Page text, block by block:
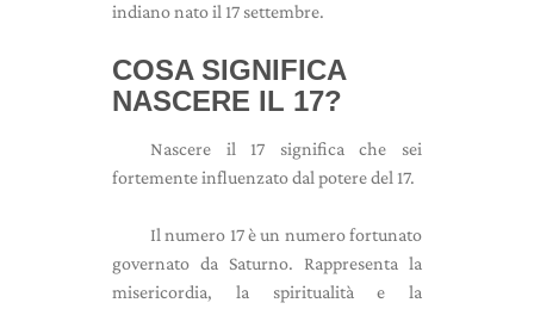
indiano nato il 17 settembre.
COSA SIGNIFICA
NASCERE IL 17?
Nascere il 17 significa che sei
fortemente influenzato dal potere del 17.
Il numero 17 è un numero fortunato
governato da Saturno. Rappresenta la
misericordia, la spiritualità e la